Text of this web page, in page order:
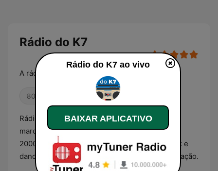
Rádio do K7
A rádio que só toca música de qualidade.
80s Anos 90
Rádio dedicada as músicas que tocaram e
marcaram as décadas de 70, 80, 90 e início de
2000, passeando pela Discoteca, pop, pop rock e
dance. 24 horas no ar com uma super programação.
Rádio do K7 ao vivo
BAIXAR APLICATIVO